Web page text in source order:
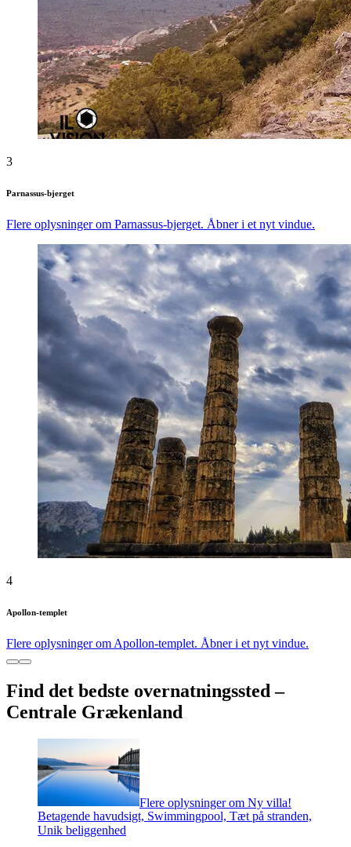
3
Parnassus-bjerget
Flere oplysninger om Parnassus-bjerget. Åbner i et nyt vindue.
4
Apollon-templet
Flere oplysninger om Apollon-templet. Åbner i et nyt vindue.
Find det bedste overnatningssted –
Centrale Grækenland
Flere oplysninger om Ny villa!
Betagende havudsigt, Swimmingpool, Tæt på stranden,
Unik beliggenhed